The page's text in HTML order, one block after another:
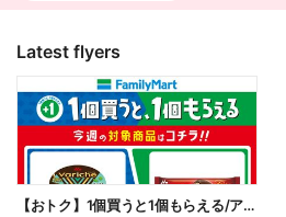
Latest flyers
【おトク】1個買うと1個もらえる/アイス